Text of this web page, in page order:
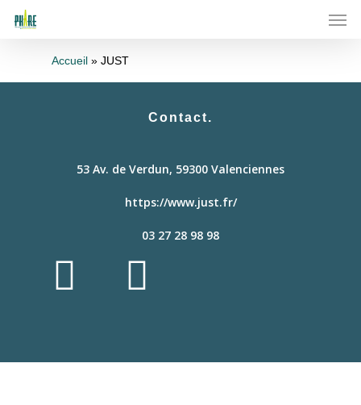
main
Accueil » JUST
Contact.
53 Av. de Verdun, 59300 Valenciennes
https://www.just.fr/
03 27 28 98 98